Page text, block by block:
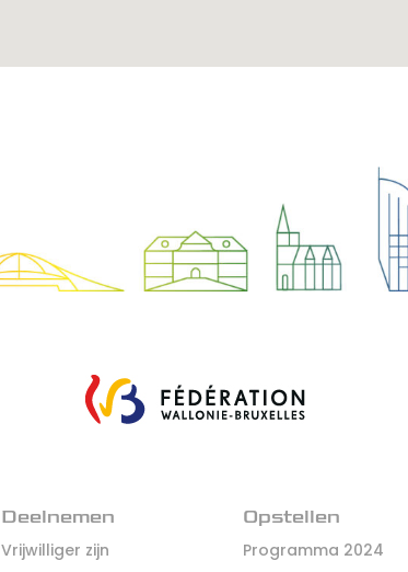
Deelnemen
Vrijwilliger zijn
Opstellen
Programma 2024